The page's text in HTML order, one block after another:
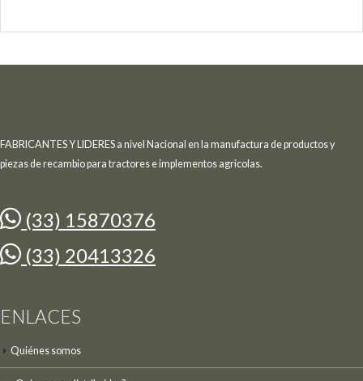
FABRICANTES Y LIDERES a nivel Nacional en la manufactura de productos y
piezas de recambio para tractores e implementos agricolas.
(33) 15870376
(33) 20413326
ENLACES
Quiénes somos